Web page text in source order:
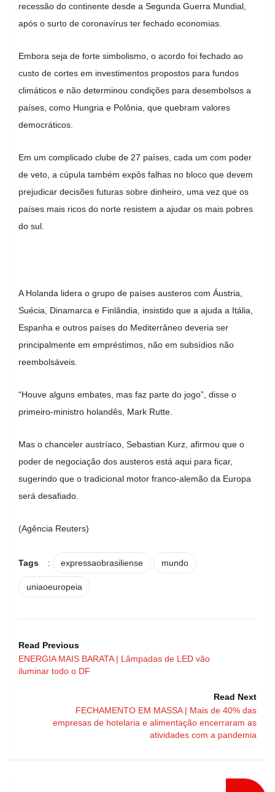
recessão do continente desde a Segunda Guerra Mundial,
após o surto de coronavírus ter fechado economias.
Embora seja de forte simbolismo, o acordo foi fechado ao
custo de cortes em investimentos propostos para fundos
climáticos e não determinou condições para desembolsos a
países, como Hungria e Polônia, que quebram valores
democráticos.
Em um complicado clube de 27 países, cada um com poder
de veto, a cúpula também expôs falhas no bloco que devem
prejudicar decisões futuras sobre dinheiro, uma vez que os
países mais ricos do norte resistem a ajudar os mais pobres
do sul.
A Holanda lidera o grupo de países austeros com Áustria,
Suécia, Dinamarca e Finlândia, insistido que a ajuda a Itália,
Espanha e outros países do Mediterrâneo deveria ser
principalmente em empréstimos, não em subsídios não
reembolsáveis.
“Houve alguns embates, mas faz parte do jogo”, disse o
primeiro-ministro holandês, Mark Rutte.
Mas o chanceler austríaco, Sebastian Kurz, afirmou que o
poder de negociação dos austeros está aqui para ficar,
sugerindo que o tradicional motor franco-alemão da Europa
será desafiado.
(Agência Reuters)
Tags : expressaobrasiliense mundo
uniaoeuropeia
Read Previous
ENERGIA MAIS BARATA | Lâmpadas de LED vão
iluminar todo o DF
Read Next
FECHAMENTO EM MASSA | Mais de 40% das
empresas de hotelaria e alimentação encerraram as
atividades com a pandemia